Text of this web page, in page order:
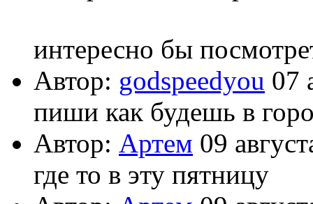
интересно бы
Автор: godspeedyou 07
пиши как будешь в
Автор: Артем 09
где то в эту пятницу